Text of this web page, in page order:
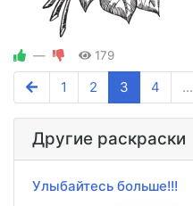
— 179
1 2 3 4 ...
Другие раскраски
Улыбайтесь больше!!!